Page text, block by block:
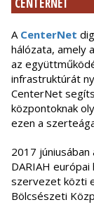
A CenterNet
hálózata, amely
az
infrastruktúrát
CenterNet
központoknak
ezen a
2017
DARIAH
szervezet közti
Bölcsészeti